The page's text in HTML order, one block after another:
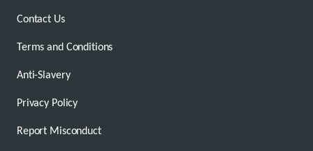
Contact Us
Terms and Conditions
Anti-Slavery
Privacy Policy
Report Misconduct